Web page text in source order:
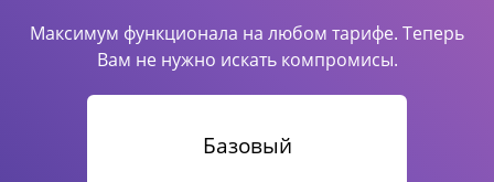
Максимум функционала на любом тарифе. Теперь
Вам не нужно искать компромисы.
Базовый